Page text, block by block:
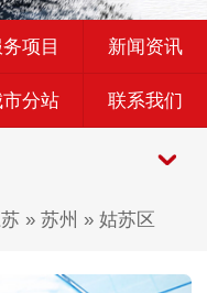
项目 新闻资讯
分站 联系我们
» 苏州 » 姑苏区